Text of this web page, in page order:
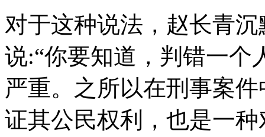
对于这种说法，赵长青
说:“你要知道，判错一个
严重。之所以在刑事案
证其公民权利，也是一